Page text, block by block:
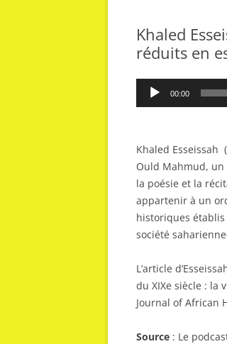
Khaled
réduits en
Lecteur
00:00
Khaled Esseissah
Ould Mahmud, un
la poésie et la
appartenir à un
historiques
société
L’article
du XIXe siècle : la
Journal of African
Source : Le